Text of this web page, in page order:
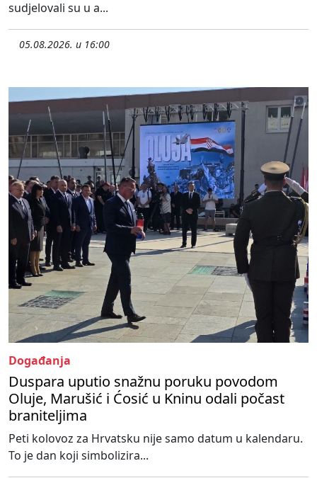
sudjelovali su u a...
05.08.2026. u 16:00
Događanja
Duspara uputio snažnu poruku povodom
Oluje, Marušić i Ćosić u Kninu odali počast
braniteljima
Peti kolovoz za Hrvatsku nije samo datum u kalendaru.
To je dan koji simbolizira...